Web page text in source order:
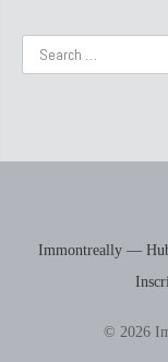
Immontreally —
© 2026